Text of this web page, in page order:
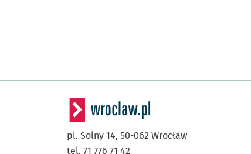
pl. Solny 14, 50-062 Wrocław
tel. 71 776 71 42